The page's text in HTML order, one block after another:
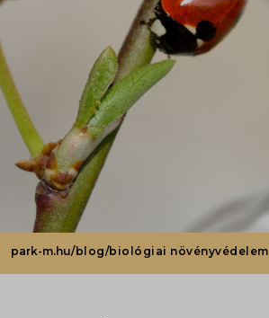
park-m.hu/blog/biológiai növényvédelem